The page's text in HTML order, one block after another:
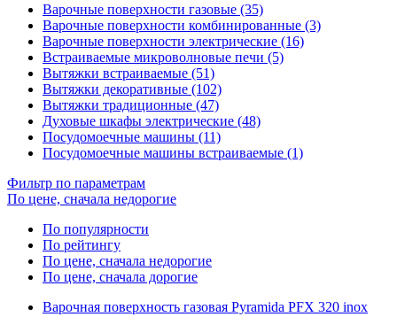
Варочные поверхности газовые (35)
Варочные поверхности комбинированные (3)
Варочные поверхности электрические (16)
Встраиваемые микроволновые печи (5)
Вытяжки встраиваемые (51)
Вытяжки декоративные (102)
Вытяжки традиционные (47)
Духовые шкафы электрические (48)
Посудомоечные машины (11)
Посудомоечные машины встраиваемые (1)
Фильтр по параметрам
По цене, сначала недорогие
По популярности
По рейтингу
По цене, сначала недорогие
По цене, сначала дорогие
Варочная поверхность газовая Pyramida PFX 320 inox